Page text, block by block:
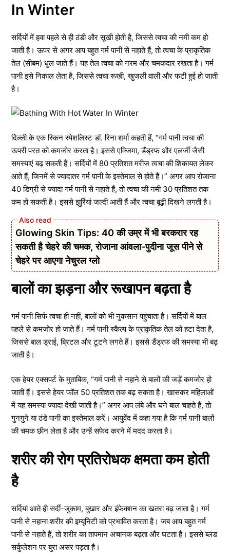
In Winter
सर्दियों में हवा पहले से ही ठंडी और सूखी होती है, जिससे त्वचा की नमी कम हो
जाती है। ऊपर से अगर आप बहुत गर्म पानी से नहाते हैं, तो त्वचा के प्राकृतिक
तेल (सीबम) धुल जाते हैं। यह तेल त्वचा को नरम और चमकदार रखता है। गर्म
पानी इसे निकाल लेता है, जिससे त्वचा रूखी, खुजली वाली और फटी हुई हो जाती
है।
दिल्ली के एक स्किन स्पेशलिस्ट डॉ. रिना शर्मा कहती हैं, “गर्म पानी त्वचा की
ऊपरी परत को कमजोर करता है। इससे एक्जिमा, डैंड्रफ और एलर्जी जैसी
समस्याएं बढ़ सकती हैं। सर्दियों में 80 प्रतिशत मरीज त्वचा की शिकायत लेकर
आते हैं, जिनमें से ज्यादातर गर्म पानी के इस्तेमाल से होते हैं।” अगर आप रोजाना
40 डिग्री से ज्यादा गर्म पानी से नहाते हैं, तो त्वचा की नमी 30 प्रतिशत तक
कम हो सकती है। इससे झुर्रियां जल्दी आती हैं और त्वचा बूढ़ी दिखने लगती है।
Glowing Skin Tips: 40 की उम्र में भी बरकरार रह
सकती है चेहरे की चमक, रोजाना आंवला-पुदीना जूस पीने से
चेहरे पर आएगा नेचुरल ग्लो
बालों का झड़ना और रूखापन बढ़ता है
गर्म पानी सिर्फ त्वचा ही नहीं, बालों को भी नुकसान पहुंचाता है। सर्दियों में बाल
पहले से कमजोर हो जाते हैं। गर्म पानी स्कैल्प के प्राकृतिक तेल को हटा देता है,
जिससे बाल ड्राई, ब्रिटल और टूटने लगते हैं। इससे डैंड्रफ की समस्या भी बढ़
जाती है।
एक हेयर एक्सपर्ट के मुताबिक, “गर्म पानी से नहाने से बालों की जड़ें कमजोर हो
जाती हैं। इससे हेयर फॉल 50 प्रतिशत तक बढ़ सकता है। खासकर महिलाओं
में यह समस्या ज्यादा देखी जाती है।” अगर आप लंबे और घने बाल चाहते हैं, तो
गुनगुने या ठंडे पानी का इस्तेमाल करें। आयुर्वेद में कहा गया है कि गर्म पानी बालों
की चमक छीन लेता है और उन्हें सफेद करने में मदद करता है।
शरीर की रोग प्रतिरोधक क्षमता कम होती
है
सर्दियां आते ही सर्दी-जुकाम, बुखार और इंफेक्शन का खतरा बढ़ जाता है। गर्म
पानी से नहाना शरीर की इम्यूनिटी को प्रभावित करता है। जब आप बहुत गर्म
पानी से नहाते हैं, तो शरीर का तापमान अचानक बढ़ता और घटता है। इससे ब्लड
सर्कुलेशन पर बुरा असर पड़ता है।